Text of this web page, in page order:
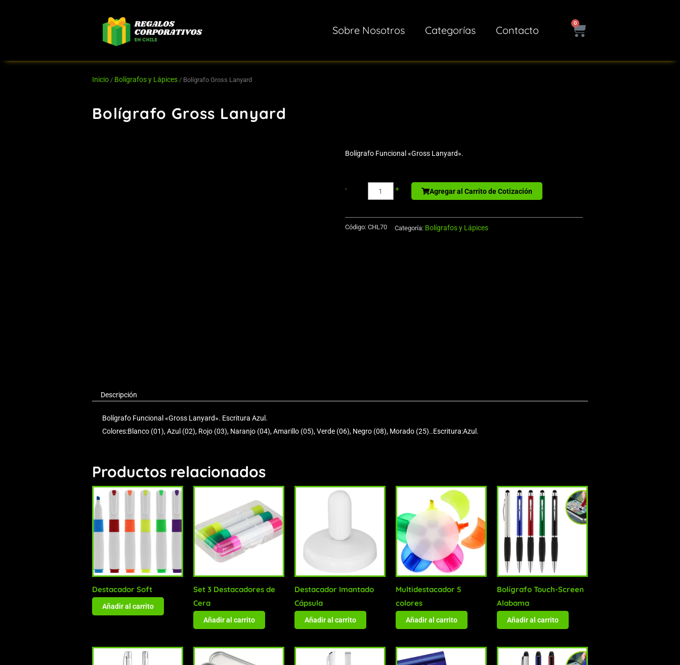
Sobre Nosotros Categorías Contacto
0
Cart
Inicio / Bolígrafos y Lápices / Bolígrafo Gross Lanyard
Bolígrafo Gross Lanyard
Bolígrafo Funcional «Gross Lanyard».
-
Aluminio
+ Agregar al Carrito de Cotización
Código: CHL70 Categoría: Bolígrafos y Lápices
Descripción
Bolígrafo Funcional «Gross Lanyard». Escritura Azul.
Colores:Blanco (01), Azul (02), Rojo (03), Naranjo (04), Amarillo (05), Verde (06), Negro (08), Morado (25)..Escritura:Azul.
Productos relacionados
Destacador Soft
Añadir al carrito
Set 3 Destacadores de
Cera
Añadir al carrito
Destacador Imantado
Cápsula
Añadir al carrito
Multidestacador 5
colores
Añadir al carrito
Bolígrafo Touch-Screen
Alabama
Añadir al carrito